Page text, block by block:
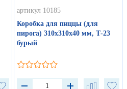
артикул 10185
Коробка для пиццы (для
пирога) 310х310х40 мм, Т-23
бурый